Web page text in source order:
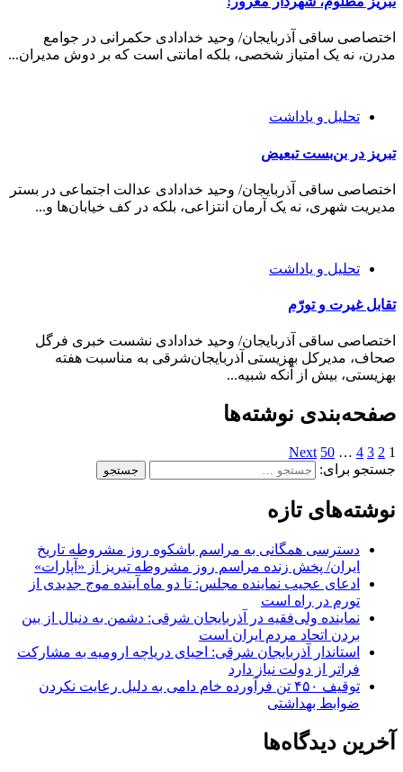
اختصاصی ساقی آذربایجان/ وحید خدادادی حکمرانی در جوامع
مدرن، نه یک امتیاز شخصی، بلکه امانتی است که بر دوش مدیران...
تحلیل و یاداشت
تبریز در بن‌بست تبعیض
اختصاصی ساقی آذربایجان/ وحید خدادادی عدالت اجتماعی در بستر
مدیریت شهری، نه یک آرمان انتزاعی، بلکه در کف خیابان‌ها و...
تحلیل و یاداشت
تقابل غیرت و تورّم
اختصاصی ساقی آذربایجان/ وحید خدادادی نشست خبری فرگل
صحاف، مدیرکل بهزیستی آذربایجان‌شرقی به مناسبت هفته
بهزیستی، بیش از آنکه شبیه...
صفحه‌بندی نوشته‌ها
1
2
3
4
…
50
Next
جستجو برای:
نوشته‌های تازه
دسترسی همگانی به مراسم باشکوه روز مشروطه تاریخ
ایران/ پخش زنده مراسم روز مشروطه تبریز از «آپارات»
ادعای عجیب نماینده مجلس: تا دو ماه آینده موج جدیدی از
تورم در راه است
نماینده ولی‌فقیه در آذربایجان شرقی: دشمن به دنبال از بین
بردن اتحاد مردم ایران است
استاندار آذربایجان شرقی: احیای دریاچه ارومیه به مشارکت
فراتر از دولت نیاز دارد
توقیف ۴۵۰ تن فرآورده خام دامی به دلیل رعایت نکردن
ضوابط بهداشتی
آخرین دیدگاه‌ها